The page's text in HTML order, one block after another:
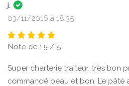
j.
03/11/2016 à 18:35
Note de : 5 / 5
Super charterie traiteur, très bon
commandé beau et bon. Le pâté